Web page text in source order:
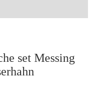
set Messing